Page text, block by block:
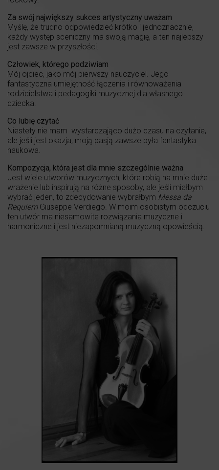
Za swój największy sukces artystyczny uważam
Myślę, że trudno odpowiedzieć krótko i jednoznacznie,
każdy występ sceniczny ma swoją magię, a ten najlepszy
jest zawsze w przyszłości.
Człowiek, którego podziwiam
Mój ojciec, jako mój pierwszy nauczyciel. Jego
fantastyczna umiejętność łączenia i równoważenia
rodzicielstwa i pedagogiki muzycznej dla własnego
dziecka.
Co lubię czytać
Niestety nie mam wystarczająco dużo czasu na czytanie,
ale jeśli jest okazja, moją pasją zawsze była fantastyka
naukowa.
Kompozycja, która jest dla mnie szczególnie ważna
Jest wiele utworów muzycznych, które robią na mnie duże
wrażenie lub inspirują na różne sposoby, ale jeśli miałbym
wybrać jeden, to zdecydowanie wybrałbym Messa da
RequiemGiuseppe Verdiego. W moim osobistym odczuciu
ten utwór ma niesamowite rozwiązania muzyczne i
harmoniczne i jest niezapomnianą muzyczną opowieścią.